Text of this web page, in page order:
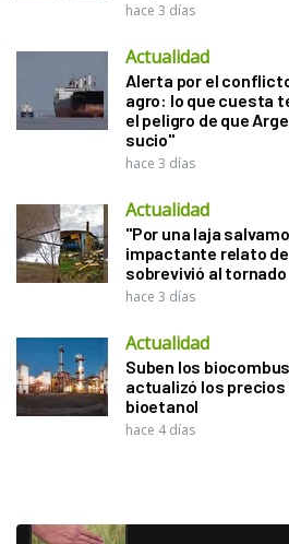
hace 3 días
Actualidad
Alerta por el
agro: lo que cuesta
el peligro de que
sucio"
hace 3 días
Actualidad
"Por una laja
impactante relato
sobrevivió al tornado
hace 3 días
Actualidad
Suben los
actualizó los precios
bioetanol
hace 4 días